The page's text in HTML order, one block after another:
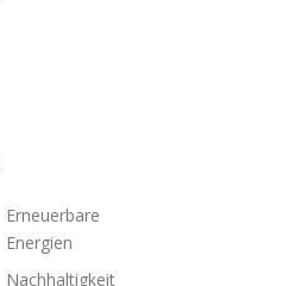
Erneuerbare
Energien
Nachhaltigkeit